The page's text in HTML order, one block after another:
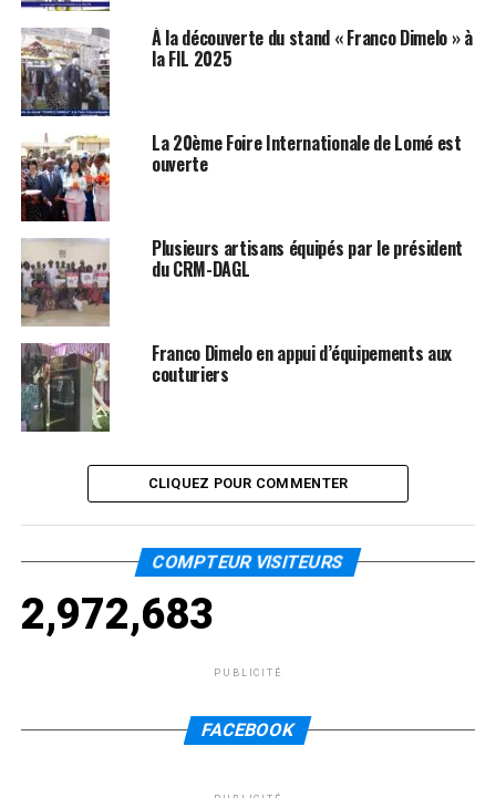
À la découverte du stand « Franco Dimelo » à
la FIL 2025
La 20ème Foire Internationale de Lomé est
ouverte
Plusieurs artisans équipés par le président
du CRM-DAGL
Franco Dimelo en appui d’équipements aux
couturiers
CLIQUEZ POUR COMMENTER
COMPTEUR VISITEURS
2,972,683
PUBLICITÉ
FACEBOOK